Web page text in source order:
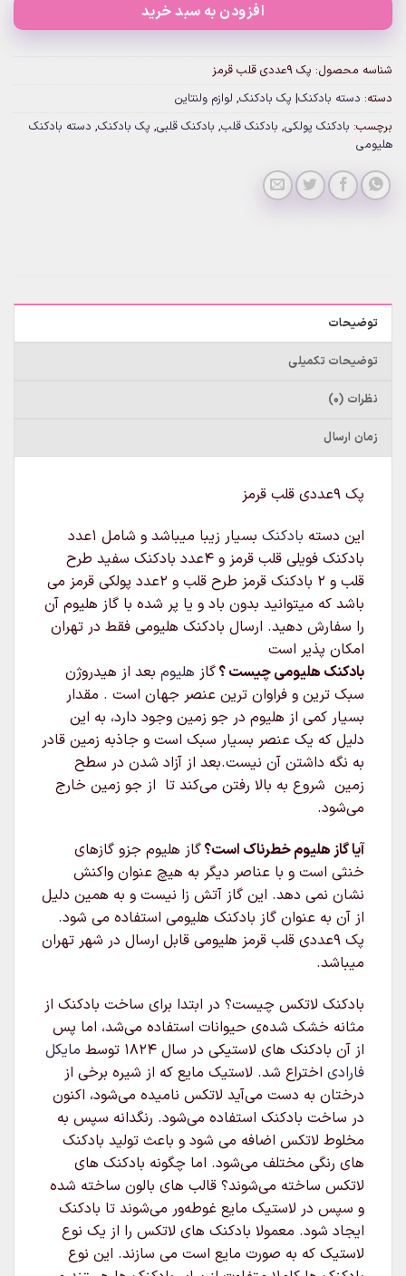
افزودن به سبد خرید
شناسه محصول: پک 9عددی قلب قرمز
دسته: دسته بادکنک| پک بادکنک, لوازم ولنتاین
برچسب: بادکنک پولکی, بادکنک قلب, بادکنک قلبی, پک بادکنک, دسته بادکنک
هلیومی
توضیحات
توضیحات تکمیلی
نظرات (0)
زمان ارسال
پک 9عددی قلب قرمز
این دسته بادکنک
بسیار زیبا میباشد و شامل 1عدد
بادکنک فویلی قلب قرمز و 4عدد بادکنک سفید طرح
قلب و 2 بادکنک قرمز طرح قلب و 2عدد پولکی قرمز می
باشد که میتوانید بدون باد و یا پر شده با گاز هلیوم آن
را سفارش دهید. ارسال بادکنک هلیومی فقط در تهران
امکان پذیر است
بادکنک هلیومی چیست ؟گاز هلیوم بعد از هیدروژن
سبک‌ ترین و فراوان‌ ترین عنصر جهان است . مقدار
بسیار کمی از هلیوم در جو زمین وجود دارد، به این
دلیل که یک عنصر بسیار سبک است و جاذبه زمین قادر
به نگه داشتن آن نیست.بعد از آزاد شدن در سطح
زمین شروع به بالا رفتن می‌کند تا از جو زمین خارج
می‌شود.
آیا گاز هلیوم خطرناک است؟گاز هلیوم جزو گازهای
خنثی است و با عناصر دیگر به هیچ عنوان واکنش
نشان نمی دهد. این گاز آتش زا نیست و به همین دلیل
از آن به عنوان گاز بادکنک هلیومی استفاده می شود.
پک 9عددی قلب قرمز هلیومی قابل ارسال در شهر تهران
میباشد.
بادکنک لاتکس چیست؟ در ابتدا برای ساخت بادکنک از
مثانه خشک شده‌ی حیوانات استفاده می‌شد، اما پس
از آن بادکنک های لاستیکی در سال ۱۸۲۴ توسط
مایکل
فارادی اختراع شد. لاستیک مایع که از شیره برخی از
درختان به دست می‌آید لاتکس نامیده می‌شود، اکنون
در ساخت بادکنک استفاده می‌شود. رنگدانه سپس به
مخلوط لاتکس اضافه می شود و باعث تولید بادکنک
های رنگی مختلف می‌شود. اما چگونه بادکنک های
لاتکس ساخته می‌شوند؟ قالب های بالون ساخته شده
و سپس در لاستیک مایع غوطه‌ور می‌شوند تا بادکنک
ایجاد شود. معمولا بادکنک های لاتکس را از یک نوع
لاستیک که به صورت مایع است می سازند. این نوع